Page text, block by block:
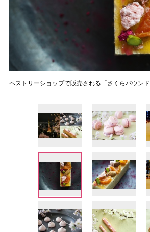
ペストリーショップで販売される「さくらパウン